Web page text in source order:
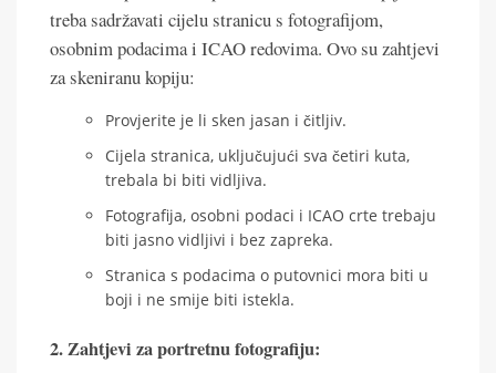
treba sadržavati cijelu stranicu s fotografijom,
osobnim podacima i ICAO redovima. Ovo su zahtjevi
za skeniranu kopiju:
Provjerite je li sken jasan i čitljiv.
Cijela stranica, uključujući sva četiri kuta,
trebala bi biti vidljiva.
Fotografija, osobni podaci i ICAO crte trebaju
biti jasno vidljivi i bez zapreka.
Stranica s podacima o putovnici mora biti u
boji i ne smije biti istekla.
2. Zahtjevi za portretnu fotografiju: